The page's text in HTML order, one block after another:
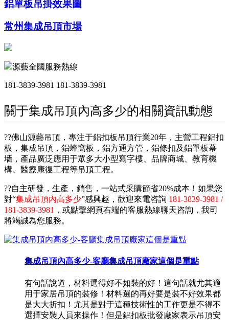
鋁單板吊掛效果圖
常州集成吊頂市場
源藝全國服務熱線
181-3839-3981 181-3839-3981
關于集成吊頂內高多少的相關資訊動態
??佛山源藝吊頂，專注于鋁扣板吊頂行業20年，主營工程鋁扣
板，集成吊頂，鋁蜂窩板，鋁方通方管，鋁條扣及鋁單板幕
墻，產品廣泛應用于眾多大小型寫字樓、品牌商城、教育機
構、醫療康復工程等吊頂工程。
??自主研發，生產，銷售，一站式采購節省20%成本！如果您
對“集成吊頂內高多少”感興趣，歡迎來電咨詢 181-3839-3981 /
181-3839-3981 ，或點擊網頁右端的客服熱線聊天咨詢，我司
將竭誠為您服務。
集成吊頂內高多少-客廳集成吊頂廠家這個是重點
有句話說道，材料選得好不如裝的好！這句話就尤其適
用于家居吊頂的裝修！材料選的再好要是裝不好效果都
是大大折扣！尤其是對于這種技術性的工作更是不得不
選擇安裝人員來操作！但是鋁扣板批發廠家表示吊頂安